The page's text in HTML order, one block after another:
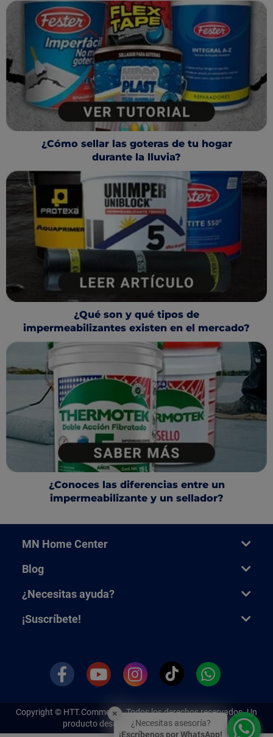
¿Cómo sellar las goteras de tu hogar
durante la lluvia?
¿Qué son y qué tipos de
impermeabilizantes existen en el mercado?
¿Conoces las diferencias entre un
impermeabilizante y un sellador?
MN Home Center
Blog
¿Necesitas ayuda?
¡Suscríbete!
Copyright © HTT.Commerce.Todos los derechos reservados. Un
producto desarrollado por e-Soluciones
×
¿Necesitas asesoría?
¡Escríbenos por WhatsApp!